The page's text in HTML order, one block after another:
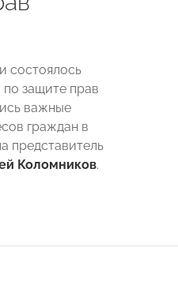
состоялось
защите прав
важные
граждан в
представитель
Коломников.